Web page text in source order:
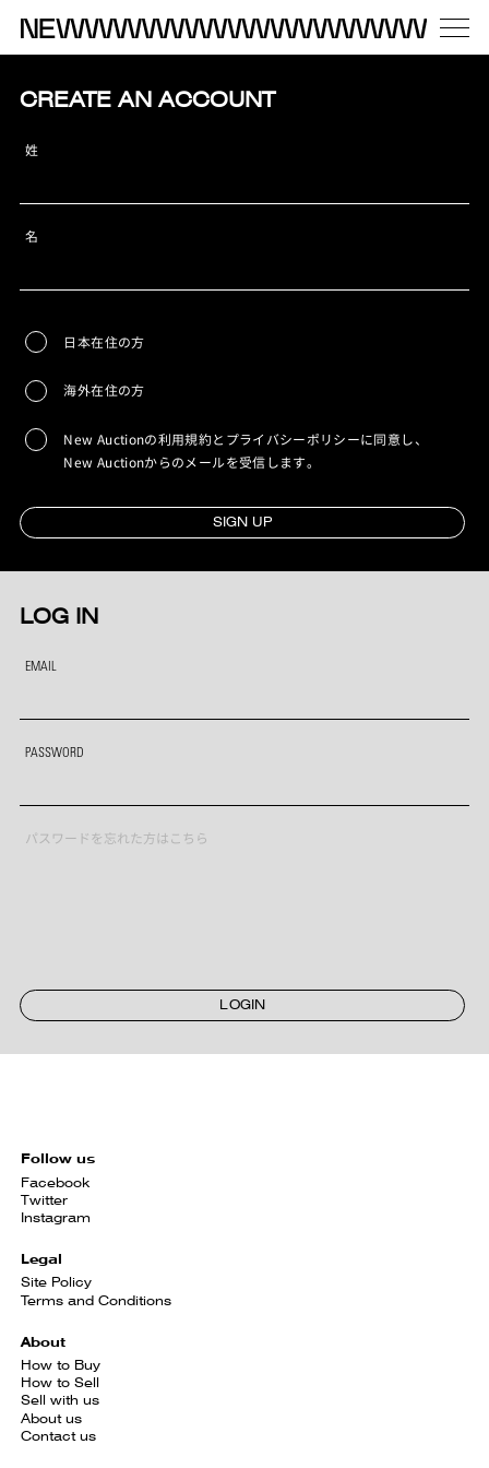
CREATE AN ACCOUNT
姓
名
日本在住の方
海外在住の方
New Auctionの利用規約とプライバシーポリシーに同意し、
New Auctionからのメールを受信します。
SIGN UP
LOG IN
EMAIL
PASSWORD
パスワードを忘れた方はこちら
LOGIN
Follow us
Facebook
Twitter
Instagram
Legal
Site Policy
Terms and Conditions
About
How to Buy
How to Sell
Sell with us
About us
Contact us